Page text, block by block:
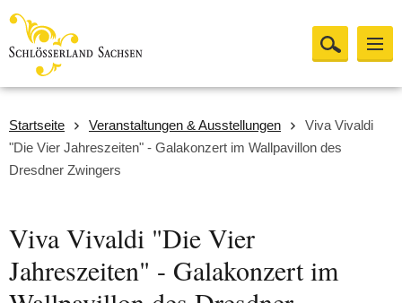
Startseite Veranstaltungen & Ausstellungen
Viva Vivaldi
"Die Vier Jahreszeiten" - Galakonzert im Wallpavillon des
Dresdner Zwingers
Viva Vivaldi "Die Vier
Jahreszeiten" - Galakonzert im